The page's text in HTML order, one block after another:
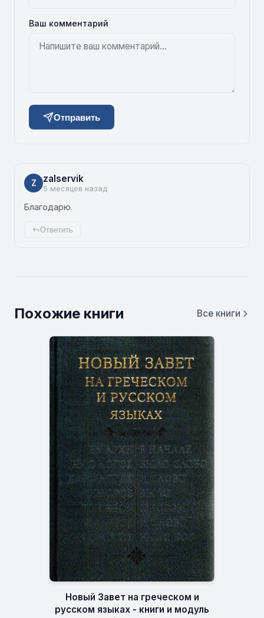
Ваш комментарий
Отправить
Z zalservik
5 месяцев назад
Благодарю.
Ответить
Похожие книги Все книги
Новый Завет на греческом и
русском языках - книги и модуль